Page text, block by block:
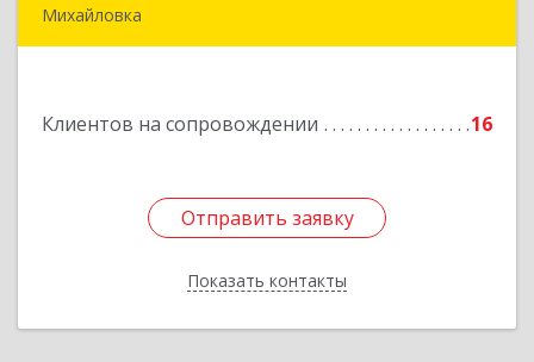
Михайловка
Клиентов на сопровождении 16
Отправить заявку
Показать контакты
Отправить заявку
Назад